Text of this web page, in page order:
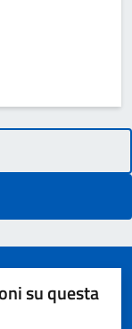
su questa